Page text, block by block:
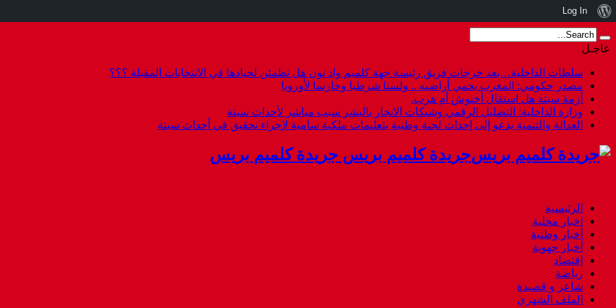
عاجـل
سلطات الداخلية…بعد خرجات فريق رئيسة جهة كلميم واد نون هل نطمئن لحيادها في الانتخابات المقبلة ؟؟؟
مصدر حكومي: المغرب يحمي أراضيه .. ولسنا شرطيا وحارسا لأوروبا
أزمة سبتة هل استقال أخنوش أم هرب.
وزارة الداخلية: التضليل الرقمي وشبكات الاتجار بالبشر سبب مباشر لأحداث سبتة
العدالة والتنمية يدعو إلى إحداث لجنة وطنية بتعليمات ملكية سامية لإجراء تحقيق في أحداث سبتة
جريدة كلميم بريس جريدة كلميم بريس
الرئيسية
اخبار محلية
أخبار وطنية
أخبار جهوية
إقتصاد
رياضة
شاعر و قصيدة
الملف الشهري
نبذة
عن
ووردبريس
Log In